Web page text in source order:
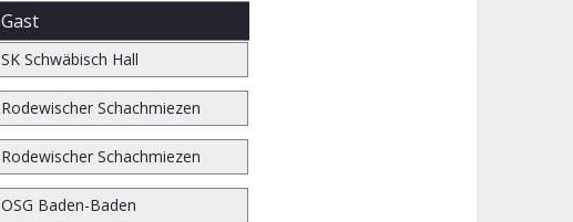
Gast
SK Schwäbisch Hall
Rodewischer Schachmiezen
Rodewischer Schachmiezen
OSG Baden-Baden